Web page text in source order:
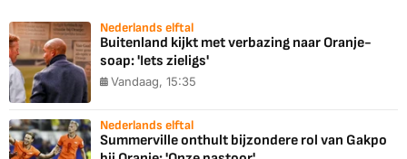
Nederlands elftal
Buitenland kijkt met verbazing naar Oranje-
soap: 'Iets zieligs'
Vandaag, 15:35
Nederlands elftal
Summerville onthult bijzondere rol van Gakpo